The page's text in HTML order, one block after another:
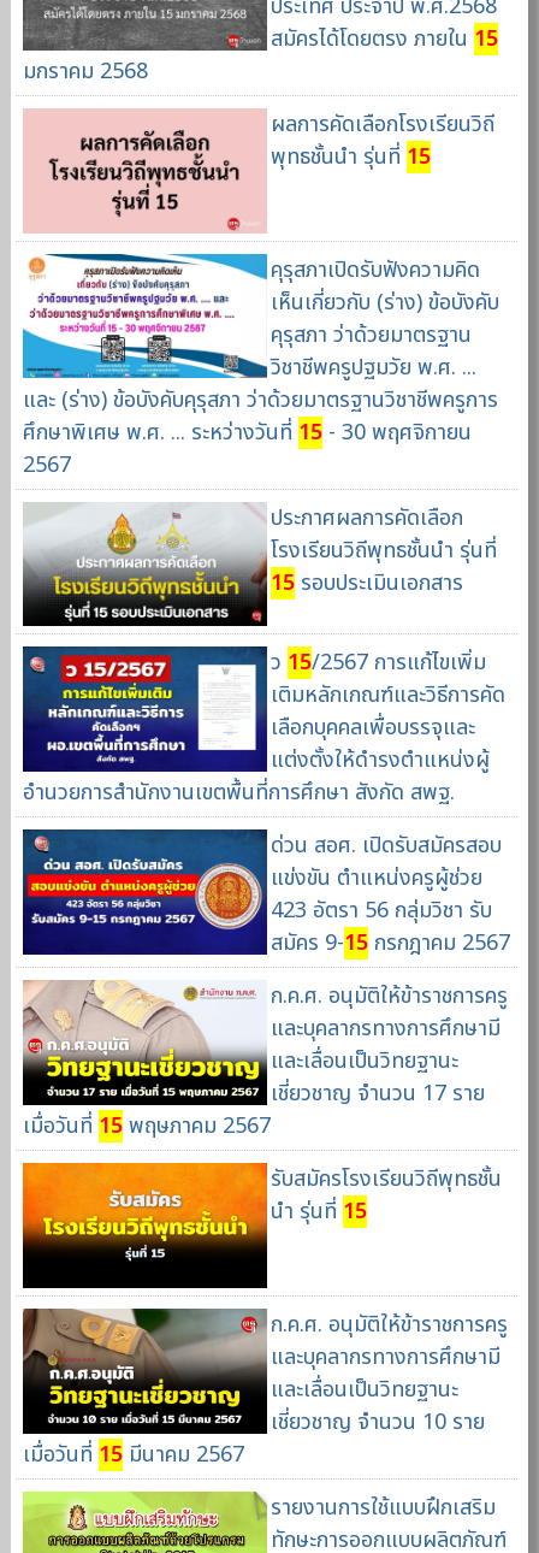
ประเทศ ประจำปี พ.ศ.2568
สมัครได้โดยตรง ภายใน 15
มกราคม 2568
ผลการคัดเลือกโรงเรียนวิถี
พุทธชั้นนำ รุ่นที่ 15
คุรุสภาเปิดรับฟังความคิด
เห็นเกี่ยวกับ (ร่าง) ข้อบังคับ
คุรุสภา ว่าด้วยมาตรฐาน
วิชาชีพครูปฐมวัย พ.ศ. ...
และ (ร่าง) ข้อบังคับคุรุสภา ว่าด้วยมาตรฐานวิชาชีพครูการ
ศึกษาพิเศษ พ.ศ. ... ระหว่างวันที่ 15 - 30 พฤศจิกายน
2567
ประกาศผลการคัดเลือก
โรงเรียนวิถีพุทธชั้นนำ รุ่นที่
15รอบประเมินเอกสาร
ว 15/2567 การแก้ไขเพิ่ม
เติมหลักเกณฑ์และวิธีการคัด
เลือกบุคคลเพื่อบรรจุและ
แต่งตั้งให้ดำรงตำแหน่งผู้
อำนวยการสำนักงานเขตพื้นที่การศึกษา สังกัด สพฐ.
ด่วน สอศ. เปิดรับสมัครสอบ
แข่งขัน ตำแหน่งครูผู้ช่วย
423 อัตรา 56 กลุ่มวิชา รับ
สมัคร 9-15กรกฎาคม 2567
ก.ค.ศ. อนุมัติให้ข้าราชการครู
และบุคลากรทางการศึกษามี
และเลื่อนเป็นวิทยฐานะ
เชี่ยวชาญ จำนวน 17 ราย
เมื่อวันที่ 15พฤษภาคม 2567
รับสมัครโรงเรียนวิถีพุทธชั้น
นำ รุ่นที่ 15
ก.ค.ศ. อนุมัติให้ข้าราชการครู
และบุคลากรทางการศึกษามี
และเลื่อนเป็นวิทยฐานะ
เชี่ยวชาญ จำนวน 10 ราย
เมื่อวันที่ 15 มีนาคม 2567
รายงานการใช้แบบฝึกเสริม
ทักษะการออกแบบผลิตภัณฑ์